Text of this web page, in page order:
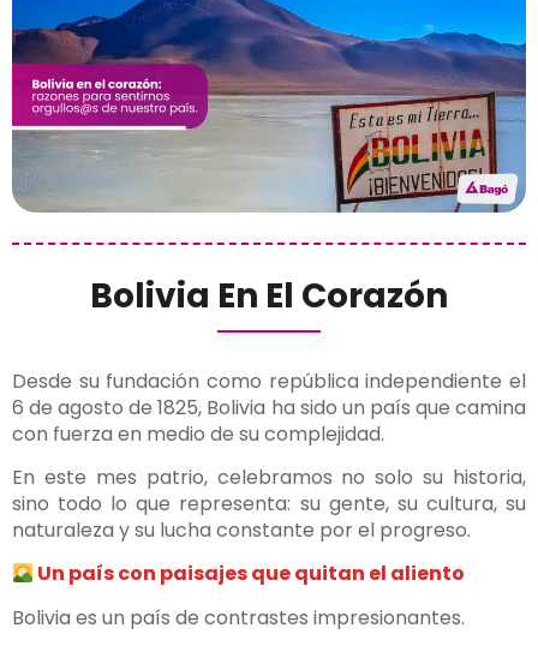
Bolivia En El Corazón
Desde su fundación como república independiente el
6 de agosto de 1825, Bolivia ha sido un país que camina
con fuerza en medio de su complejidad.
En este mes patrio, celebramos no solo su historia,
sino todo lo que representa: su gente, su cultura, su
naturaleza y su lucha constante por el progreso.
Un país con paisajes que quitan el aliento
Bolivia es un país de contrastes impresionantes.